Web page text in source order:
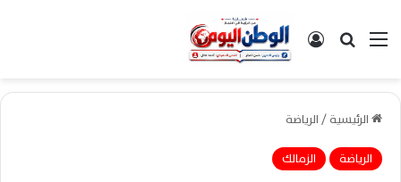
القائمةبحث عن تسجيل الدخول
الرئيسية/الرياضة
الرياضة
الزمالك